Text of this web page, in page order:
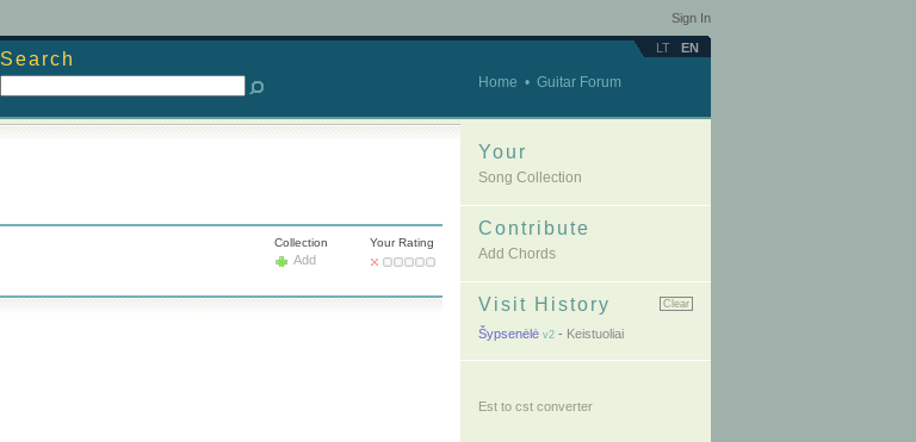
Sign In
LT EN
Search
Home • Guitar Forum
Your Rating
Collection
Add
Your
Song Collection
Contribute
Add Chords
Visit History Clear
Šypsenėlė v2 - Keistuoliai
Est to cst converter